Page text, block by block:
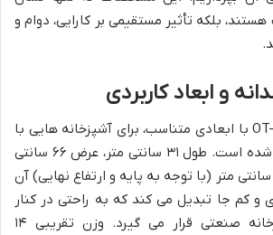
بلکه تأثیر مستقیمی بر کارایی، دوام و
و ابعاد کاربردی
سرخ کن صنعتی OT-71A با ابعادی متناسب، برای آشپزخانه هایی با
فضای محدود طراحی شده است. طول ۳۱ سانتی متر، عرض ۶۶ سانتی
متر و ارتفاع ۵۵ تا ۷۰ سانتی متر (با توجه به پایه و ارتفاع نهایی) آن
و کم جا تبدیل می کند که به راحتی در کنار
دیگر تجهیزات آشپزخانه صنعتی قرار می گیرد. وزن تقریبی ۱۴